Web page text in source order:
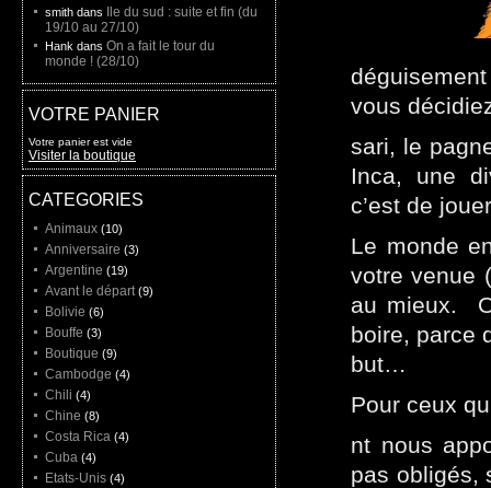
vous
sari, le
Inca, une
c’est de
Le monde
votre venue
au mieux.
boire, parce
but…
Pour ceux
nt nous
pas obligés,
smith dans
Ile du sud : suite et fin (du
19/10 au 27/10)
Hank dans On a fait le tour du
monde ! (28/10)
VOTRE PANIER
Votre panier est vide
Visiter la boutique
CATEGORIES
Animaux (10)
Anniversaire (3)
Argentine (19)
Avant le départ (9)
Bolivie (6)
Bouffe (3)
Boutique (9)
Cambodge (4)
Chili (4)
Chine (8)
Costa Rica (4)
Cuba (4)
Etats-Unis (4)